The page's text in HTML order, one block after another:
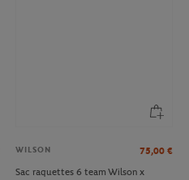
WILSON 75,00 €
Sac raquettes 6 team Wilson x